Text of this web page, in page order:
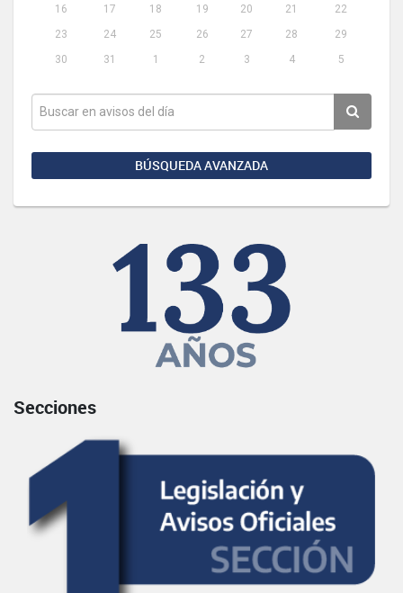
16
17 18 19 20 21
22
23
24 25 26 27 28
29
30
31 1 2 3 4 5
BÚSQUEDA AVANZADA
Secciones